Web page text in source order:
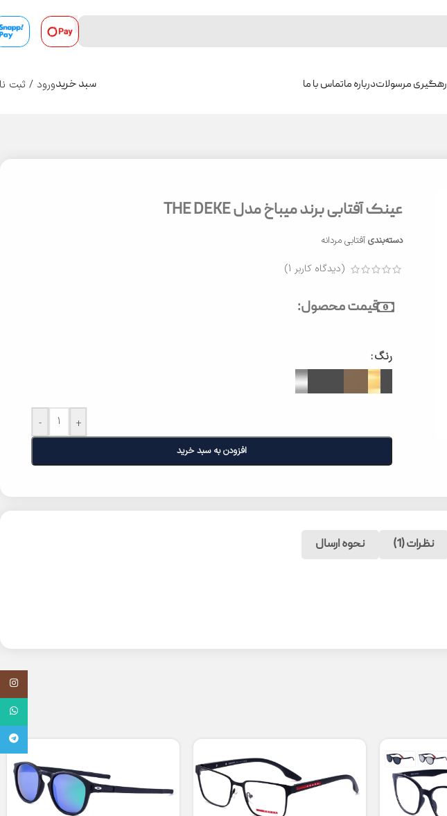
رهگیری مرسولاتدرباره ماتماس با ما 0
سبد خریدورود / ثبت
عینک آفتابی برند میباخ مدل THE DEKE
دسته‌بندی آفتابی مردانه
(دیدگاه کاربر 1
)
قیمت محصول:
رنگ
- +
افزودن به سبد خرید
نظرات (1) نحوه ارسال
واتساپ
تلگرام